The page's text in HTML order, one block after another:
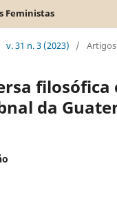
Feministas
v. 31 n. 3 (2023) / Artigos
filosófica
da